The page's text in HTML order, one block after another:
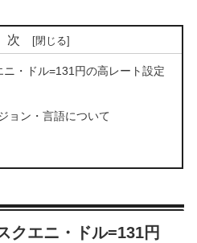
次
・ドル=131円の高レート設定
ョン・言語について
クエニ・ドル=131円